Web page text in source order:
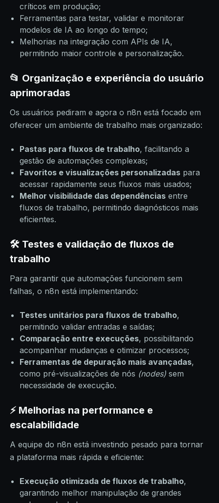
críticos em produção;
Ferramentas para testar, validar e monitorar
modelos de IA ao longo do tempo;
Melhorias na integração com APIs de IA,
permitindo maior controle e personalização.
📂 Organização e experiência do usuário
aprimoradas
Os usuários pediram e agora o n8n está focado em
oferecer um ambiente de trabalho mais organizado:
Pastas para fluxos de trabalho, facilitando a
gestão de automações complexas;
Favoritos e visualizações personalizadas para
acessar rapidamente seus fluxos mais usados;
Melhor visibilidade das dependências entre
fluxos de trabalho, permitindo diagnósticos mais
eficientes.
🛠️ Testes e validação de fluxos de
trabalho
Para garantir que automações funcionem sem
falhas, o n8n está implementando:
Testes unitários para fluxos de trabalho,
permitindo validar entradas e saídas;
Comparação entre execuções, possibilitando
acompanhar mudanças e otimizar processos;
Ferramentas de depuração mais avançadas,
como pré-visualizações de nós (nodes) sem
necessidade de execução.
⚡ Melhorias na performance e
escalabilidade
A equipe do n8n está investindo pesado para tornar
a plataforma mais rápida e eficiente:
Execução otimizada de fluxos de trabalho,
garantindo melhor manipulação de grandes